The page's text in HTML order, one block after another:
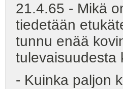
21.4.65 - Mikä
tiedetään
tunnu enää
tulevaisuudesta
- Kuinka paljon